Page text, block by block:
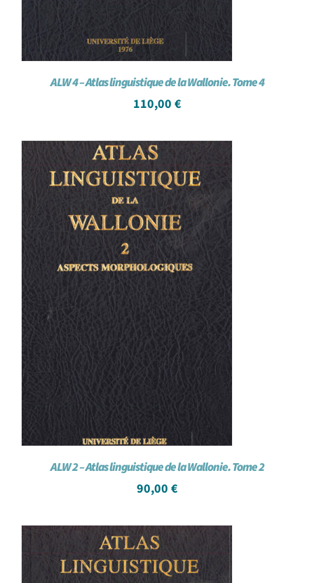
ALW 4 – Atlas linguistique de la Wallonie. Tome 4
110,00 €
ALW 2 – Atlas linguistique de la Wallonie. Tome 2
90,00 €